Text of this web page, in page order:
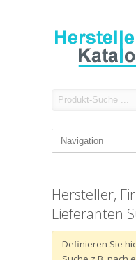
Hersteller,
Lieferanten
Definieren Sie